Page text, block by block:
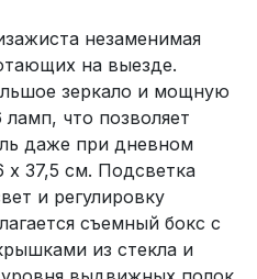
незаменимая
на выезде.
зеркало и мощную
что позволяет
даже при дневном
х 37,5 см. Подсветка
и регулировку
съемный бокс с
из стекла и